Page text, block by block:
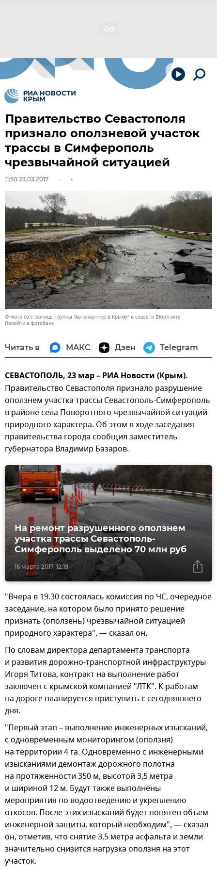
Правительство Севастополя
признало оползневой участок
трассы в Симферополь
чрезвычайной ситуацией
11:50 23.03.2017
© Фото со страницы группы "Автопартнер в Крыму" в соцсети ВКонтакте
Перейти в фотобанк
Читать в МАКС Дзен Telegram
СЕВАСТОПОЛЬ, 23 мар – РИА Новости (Крым).
Правительство Севастополя признало разрушение
оползнем участка трассы Севастополь-Симферополь
в районе села Поворотного чрезвычайной ситуаций
природного характера. Об этом в ходе заседания
правительства города сообщил заместитель
губернатора Владимир Базаров.
16 марта 2017, 12:19
На ремонт разрушенного оползнем
участка трассы Севастополь-
Симферополь выделено 70 млн руб
"Вчера в 19.30 состоялась комиссия по ЧС, очередное
заседание, на котором было принято решение
признать (оползень) чрезвычайной ситуацией
природного характера", — сказал он.
По словам директора департамента транспорта
и развития дорожно-транспортной инфраструктуры
Игоря Титова, контракт на выполнение работ
заключен с крымской компанией "ЛТК". К работам
на дороге планируется приступить с сегодняшнего
дня.
"Первый этап – выполнение инженерных изысканий,
с одновременным мониторингом (оползня)
на территории 4 га. Одновременно с инженерными
изысканиями демонтаж дорожного полотна
на протяженности 350 м, высотой 3,5 метра
и шириной 12 м. Будут также выполнены
мероприятия по водоотведению и укреплению
откосов. После этих изысканий будет понятен объем
инженерной защиты, который необходим", — сказал
он, отметив, что снятие 3,5 метра асфальта и земли
значительно снизится нагрузка оползня на этот
участок.